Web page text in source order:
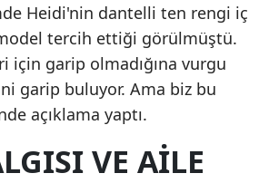
Heidi'nin dantelli ten rengi iç
tercih ettiği görülmüştü.
için garip olmadığına vurgu
garip buluyor. Ama biz bu
açıklama yaptı.
VE AILE